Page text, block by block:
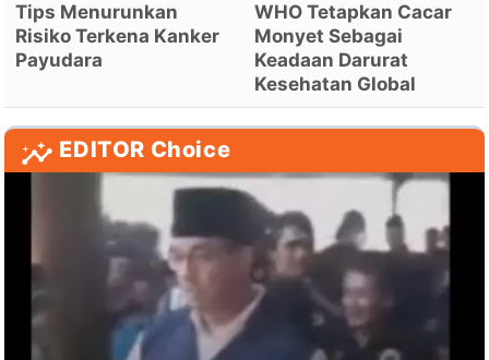
Tips Menurunkan
Risiko Terkena Kanker
Payudara
WHO Tetapkan Cacar
Monyet Sebagai
Keadaan Darurat
Kesehatan Global
EDITOR Choice